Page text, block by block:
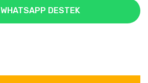
WHATSAPP DESTEK